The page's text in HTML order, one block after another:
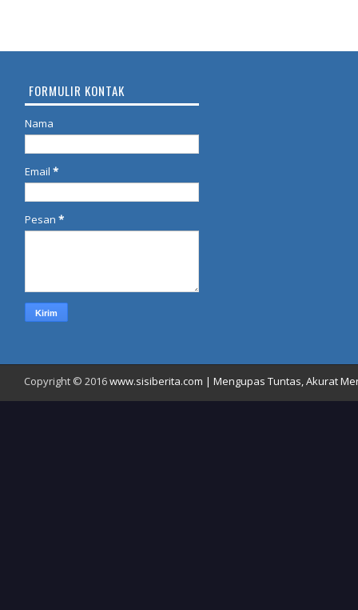
FORMULIR KONTAK
Nama
Email *
Pesan *
Copyright © 2016www.sisiberita.com | Mengupas Tuntas, Akurat